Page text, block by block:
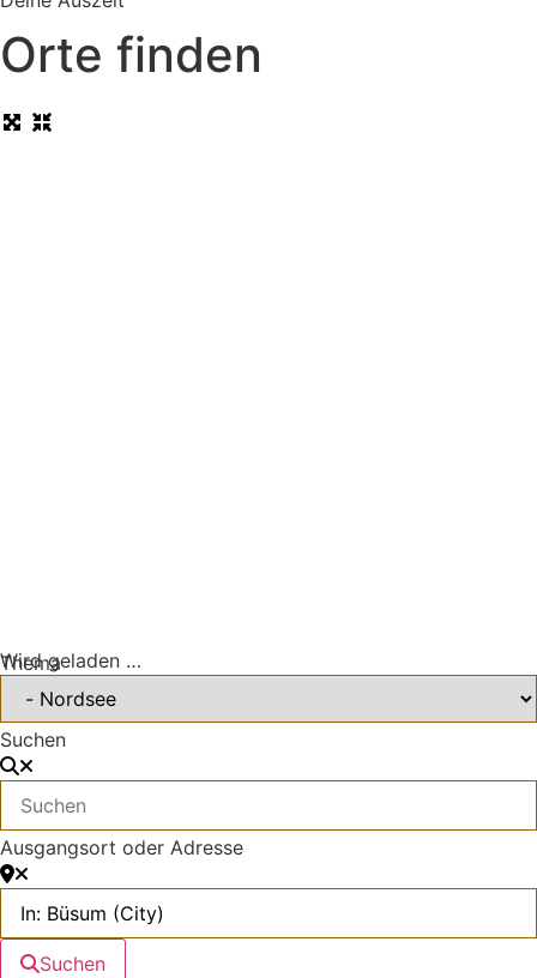
Orte finden
Wird geladen …
Thema
Suchen
Ausgangsort oder Adresse
Suchen